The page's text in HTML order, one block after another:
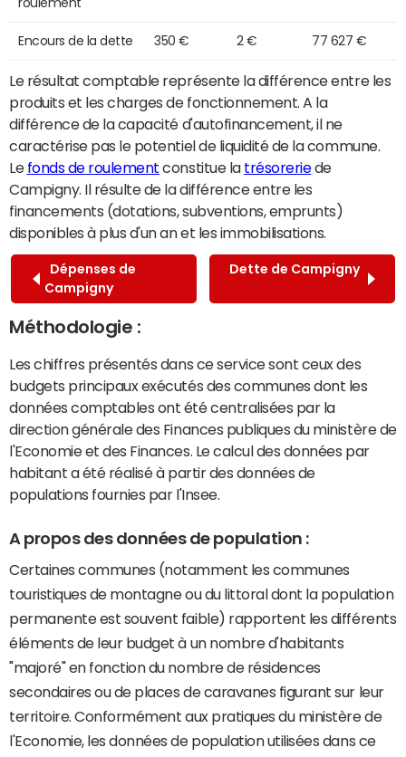
Encours de la dette 350 € 2 € 77 627 €
Le résultat comptable représente la différence entre les
produits et les charges de fonctionnement. A la
différence de la capacité d'autofinancement, il ne
caractérise pas le potentiel de liquidité de la commune.
Le fonds de roulement constitue la trésoreriede
Campigny. Il résulte de la différence entre les
financements (dotations, subventions, emprunts)
disponibles à plus d'un an et les immobilisations.
Dépenses de
Campigny
Dette de Campigny
Méthodologie :
Les chiffres présentés dans ce service sont ceux des
budgets principaux exécutés des communes dont les
données comptables ont été centralisées par la
direction générale des Finances publiques du ministère de
l'Economie et des Finances. Le calcul des données par
habitant a été réalisé à partir des données de
populations fournies par l'Insee.
A propos des données de population :
Certaines communes (notamment les communes
touristiques de montagne ou du littoral dont la population
permanente est souvent faible) rapportent les différents
éléments de leur budget à un nombre d'habitants
"majoré" en fonction du nombre de résidences
secondaires ou de places de caravanes figurant sur leur
territoire. Conformément aux pratiques du ministère de
l'Economie, les données de population utilisées dans ce